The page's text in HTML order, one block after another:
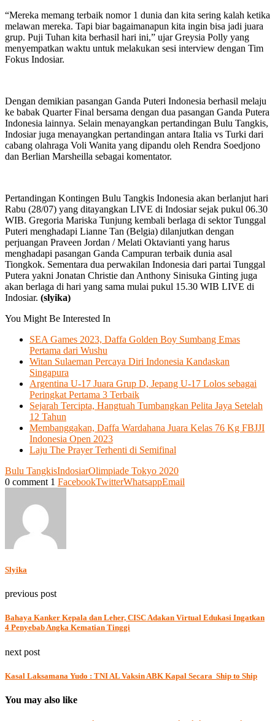
“Mereka memang terbaik nomor 1 dunia dan kita sering kalah ketika
melawan mereka. Tapi biar bagaimanapun kita ingin bisa jadi juara
grup. Puji Tuhan kita berhasil hari ini,” ujar Greysia Polly yang
menyempatkan waktu untuk melakukan sesi interview dengan Tim
Fokus Indosiar.
Dengan demikian pasangan Ganda Puteri Indonesia berhasil melaju
ke babak Quarter Final bersama dengan dua pasangan Ganda Putera
Indonesia lainnya. Selain menayangkan pertandingan Bulu Tangkis,
Indosiar juga menayangkan pertandingan antara Italia vs Turki dari
cabang olahraga Voli Wanita yang dipandu oleh Rendra Soedjono
dan Berlian Marsheilla sebagai komentator.
Pertandingan Kontingen Bulu Tangkis Indonesia akan berlanjut hari
Rabu (28/07) yang ditayangkan LIVE di Indosiar sejak pukul 06.30
WIB. Gregoria Mariska Tunjung kembali berlaga di sektor Tunggal
Puteri menghadapi Lianne Tan (Belgia) dilanjutkan dengan
perjuangan Praveen Jordan / Melati Oktavianti yang harus
menghadapi pasangan Ganda Campuran terbaik dunia asal
Tiongkok. Sementara dua perwakilan Indonesia dari partai Tunggal
Putera yakni Jonatan Christie dan Anthony Sinisuka Ginting juga
akan berlaga di hari yang sama mulai pukul 15.30 WIB LIVE di
Indosiar. (slyika)
You Might Be Interested In
SEA Games 2023, Daffa Golden Boy Sumbang Emas
Pertama dari Wushu
Witan Sulaeman Percaya Diri Indonesia Kandaskan
Singapura
Argentina U-17 Juara Grup D, Jepang U-17 Lolos sebagai
Peringkat Pertama 3 Terbaik
Sejarah Tercipta, Hangtuah Tumbangkan Pelita Jaya Setelah
12 Tahun
Membanggakan, Daffa Wardahana Juara Kelas 76 Kg FBJJI
Indonesia Open 2023
Laju The Prayer Terhenti di Semifinal
Bulu TangkisIndosiarOlimpiade Tokyo 2020
0 comment 1 FacebookTwitterWhatsappEmail
Slyika
previous post
Bahaya Kanker Kepala dan Leher, CISC Adakan Virtual Edukasi Ingatkan
4 Penyebab Angka Kematian Tinggi
next post
Kasal Laksamana Yudo : TNI AL Vaksin ABK Kapal Secara Ship to Ship
You may also like